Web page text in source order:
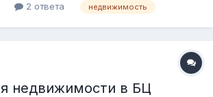
строение не зарегистрировано
2 ответа недвижимость
недвижимости в БЦ